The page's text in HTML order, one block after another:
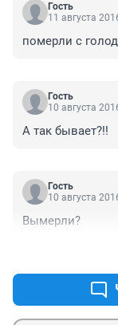
Гость
11 августа
померли с
Гость
10 августа
А так бывает?!!
Гость
10 августа
Вымерли?